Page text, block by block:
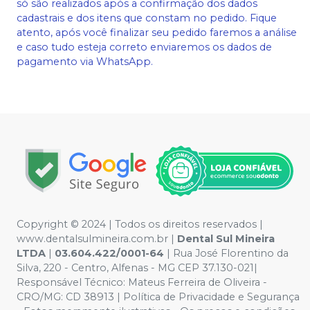
só são realizados após a confirmação dos dados
cadastrais e dos itens que constam no pedido. Fique
atento, após você finalizar seu pedido faremos a análise
e caso tudo esteja correto enviaremos os dados de
pagamento via WhatsApp.
Copyright © 2024 | Todos os direitos reservados |
www.dentalsulmineira.com.br | Dental Sul Mineira
LTDA | 03.604.422/0001-64 | Rua José Florentino da
Silva, 220 - Centro, Alfenas - MG CEP 37.130-021|
Responsável Técnico: Mateus Ferreira de Oliveira -
CRO/MG: CD 38913 | Política de Privacidade e Segurança